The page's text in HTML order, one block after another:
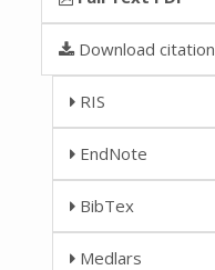
Download citation
RIS
EndNote
BibTex
Medlars